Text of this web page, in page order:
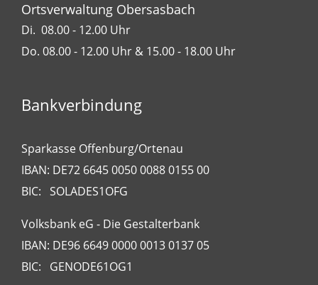
Ortsverwaltung Obersasbach
Di. 08.00 - 12.00 Uhr
Do. 08.00 - 12.00 Uhr & 15.00 - 18.00 Uhr
Bankverbindung
Sparkasse Offenburg/Ortenau
IBAN: DE72 6645 0050 0088 0155 00
BIC: SOLADES1OFG
Volksbank eG - Die Gestalterbank
IBAN: DE96 6649 0000 0013 0137 05
BIC: GENODE61OG1